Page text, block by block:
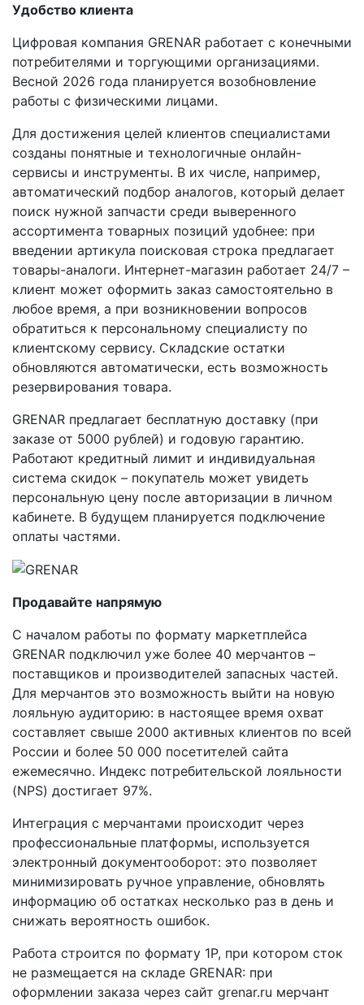
Удобство клиента
Цифровая компания GRENAR работает с конечными
потребителями и торгующими организациями.
Весной 2026 года планируется возобновление
работы с физическими лицами.
Для достижения целей клиентов специалистами
созданы понятные и технологичные онлайн-
сервисы и инструменты. В их числе, например,
автоматический подбор аналогов, который делает
поиск нужной запчасти среди выверенного
ассортимента товарных позиций удобнее: при
введении артикула поисковая строка предлагает
товары-аналоги. Интернет-магазин работает 24/7 –
клиент может оформить заказ самостоятельно в
любое время, а при возникновении вопросов
обратиться к персональному специалисту по
клиентскому сервису. Складские остатки
обновляются автоматически, есть возможность
резервирования товара.
GRENAR предлагает бесплатную доставку (при
заказе от 5000 рублей) и годовую гарантию.
Работают кредитный лимит и индивидуальная
система скидок – покупатель может увидеть
персональную цену после авторизации в личном
кабинете. В будущем планируется подключение
оплаты частями.
Продавайте напрямую
С началом работы по формату маркетплейса
GRENAR подключил уже более 40 мерчантов –
поставщиков и производителей запасных частей.
Для мерчантов это возможность выйти на новую
лояльную аудиторию: в настоящее время охват
составляет свыше 2000 активных клиентов по всей
России и более 50 000 посетителей сайта
ежемесячно. Индекс потребительской лояльности
(NPS) достигает 97%.
Интеграция с мерчантами происходит через
профессиональные платформы, используется
электронный документооборот: это позволяет
минимизировать ручное управление, обновлять
информацию об остатках несколько раз в день и
снижать вероятность ошибок.
Работа строится по формату 1P, при котором сток
не размещается на складе GRENAR: при
оформлении заказа через сайт grenar.ru мерчант